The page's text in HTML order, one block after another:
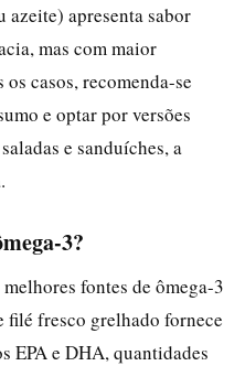
azeite) apresenta sabor
mas com maior
casos, recomenda-se
e optar por versões
e sanduíches, a
3?
fontes de ômega-3
filé fresco grelhado fornece
EPA e DHA, quantidades